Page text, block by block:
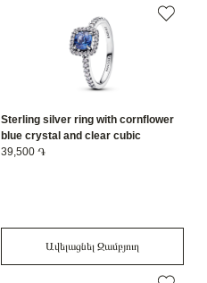
Sterling silver ring with cornflower
blue crystal and clear cubic
zirconia/ 193555C01-58
39,500 ֏
Ավելացնել Զամբյուղ